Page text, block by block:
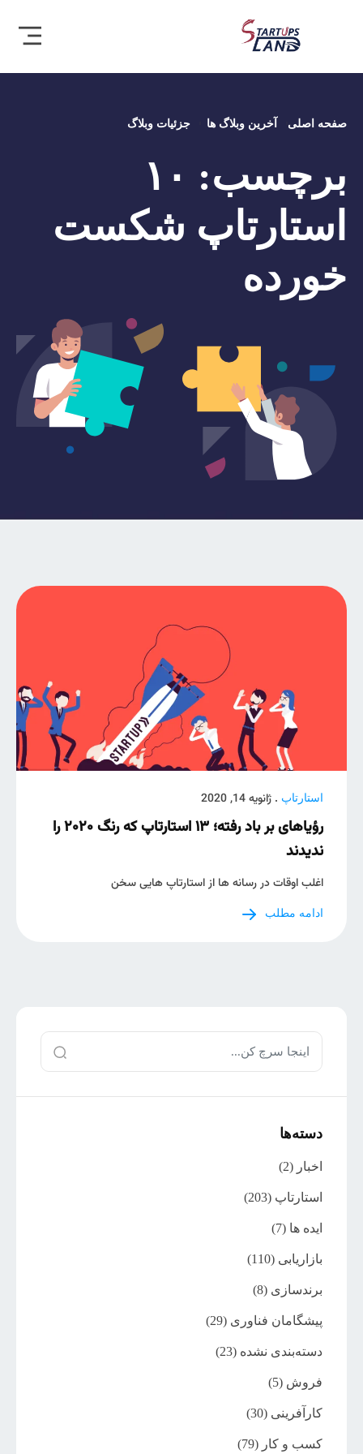
صفحه اصلی آخرین وبلاگ ها جزئیات وبلاگ
برچسب: ۱۰
استارتاپ شکست
خورده
استارتاپ . ژانویه 14, 2020
رؤیاهای بر باد رفته؛ ۱۳ استارتاپ که رنگ ۲۰۲۰ را
ندیدند
اغلب اوقات در رسانه ها از استارتاپ هایی سخن
ادامه مطلب
دسته‌ها
اخبار (2)
استارتاپ (203)
ایده ها (7)
بازاریابی (110)
برندسازی (8)
پیشگامان فناوری (29)
دسته‌بندی نشده (23)
فروش (5)
کارآفرینی (30)
کسب و کار (79)